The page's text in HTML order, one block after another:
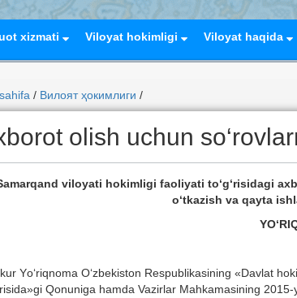
xizmati Viloyat hokimligi Viloyat haqida
/ Вилоят ҳокимлиги /
olish uchun
viloyati hokimligi faoliyati tо‘g‘risidagi
о‘tkazish va qayta
Yо‘riqnoma О‘zbekiston Respublikasining «Davlat
Qonuniga hamda Vazirlar Mahkamasining